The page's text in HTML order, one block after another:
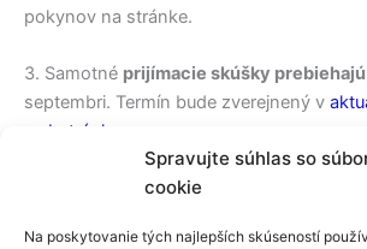
Spravujte súhlas so
cookie
Na poskytovanie tých najlepších skúseností
pokynov na stránke.
3. Samotné prijímacie skúšky prebiehajú
septembri. Termín bude zverejnený v
webstránke
Dodatočné prijímacie skúšky